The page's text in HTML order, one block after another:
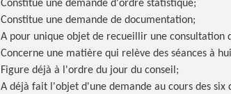
Constitue une demande d'ordre statistique;
Constitue une demande de documentation;
A pour unique objet de recueillir une consultation
Concerne une matière qui relève des séances à
Figure déjà à l'ordre du jour du conseil;
A déjà fait l'objet d'une demande au cours des six